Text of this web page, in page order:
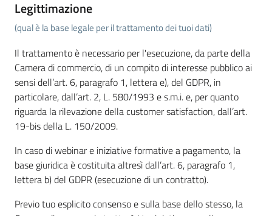
Legittimazione
(qual è la base legale per il trattamento dei tuoi dati)
Il trattamento è necessario per l'esecuzione, da parte della
Camera di commercio, di un compito di interesse pubblico ai
sensi dell’art. 6, paragrafo 1, lettera e), del GDPR, in
particolare, dall’art. 2, L. 580/1993 e s.m.i. e, per quanto
riguarda la rilevazione della customer satisfaction, dall’art.
19-bis della L. 150/2009.
In caso di webinar e iniziative formative a pagamento, la
base giuridica è costituita altresì dall’art. 6, paragrafo 1,
lettera b) del GDPR (esecuzione di un contratto).
Previo tuo esplicito consenso e sulla base dello stesso, la